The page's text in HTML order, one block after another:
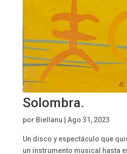
Solombra.
por Biellanu Ago 31, 2023
Un disco y espectáculo que
un instrumento musical hasta